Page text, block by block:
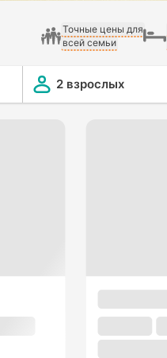
Точные цены для
всей семьи
2 взрослых